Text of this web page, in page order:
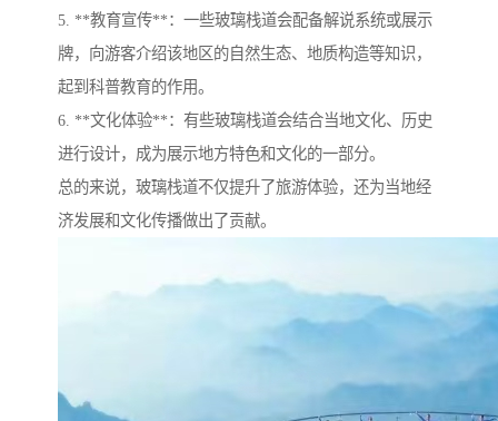
5. **教育宣传**：一些玻璃栈道会配备解说系统或展示
牌，向游客介绍该地区的自然生态、地质构造等知识，
起到科普教育的作用。
6. **文化体验**：有些玻璃栈道会结合当地文化、历史
进行设计，成为展示地方特色和文化的一部分。
总的来说，玻璃栈道不仅提升了旅游体验，还为当地经
济发展和文化传播做出了贡献。